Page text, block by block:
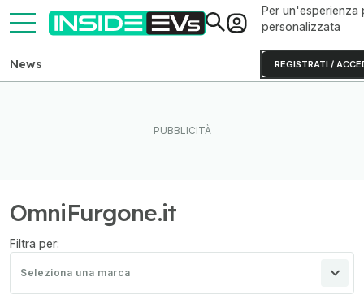
Per un'esperienza
personalizzata
REGISTRATI /
News
OmniFurgone.it
Filtra per:
Seleziona una marca